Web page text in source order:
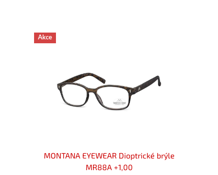
Akce
MONTANA EYEWEAR Dioptrické brýle
MR88A +1,00